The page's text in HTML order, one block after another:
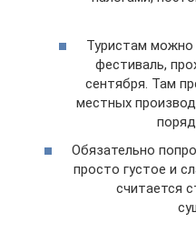
Туристам можно
фестиваль,
сентября. Там
местных
Обязательно
просто густое и
считается